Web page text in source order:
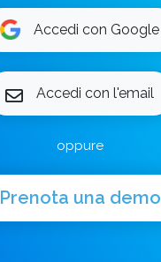
Accedi con Google
Accedi con l'email
oppure
Prenota una demo